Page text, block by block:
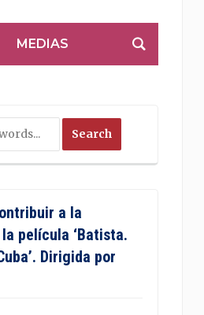
MEDIAS
a la
película ‘Batista.
Dirigida por